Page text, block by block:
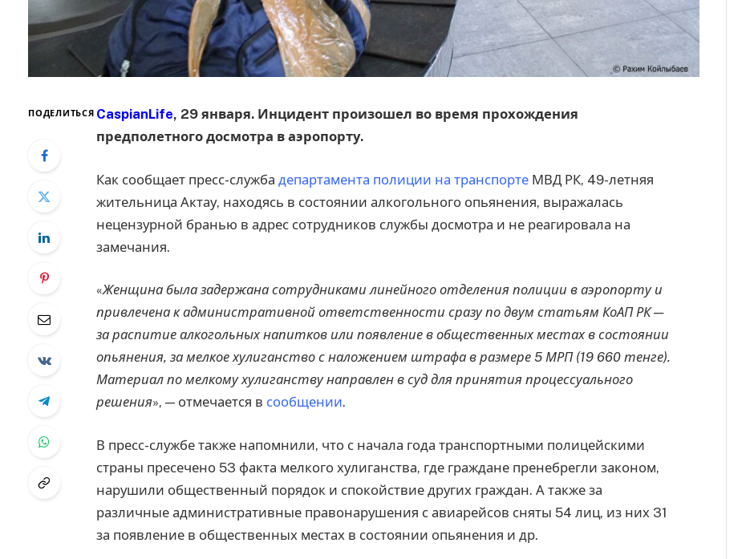
ПОДЕЛИТЬСЯ CaspianLife, 29 января. Инцидент произошел во время прохождения
предполетного досмотра в аэропорту.
Как сообщает пресс-служба департамента полиции на транспортеМВД РК, 49-летняя
жительница Актау, находясь в состоянии алкогольного опьянения, выражалась
нецензурной бранью в адрес сотрудников службы досмотра и не реагировала на
замечания.
«Женщина была задержана сотрудниками линейного отделения полиции в аэропорту и
привлечена к административной ответственности сразу по двум статьям КоАП РК —
за распитие алкогольных напитков или появление в общественных местах в состоянии
опьянения, за мелкое хулиганство с наложением штрафа в размере 5 МРП (19 660 тенге).
Материал по мелкому хулиганству направлен в суд для принятия процессуального
решения», — отмечается в сообщении.
В пресс-службе также напомнили, что с начала года транспортными полицейскими
страны пресечено 53 факта мелкого хулиганства, где граждане пренебрегли законом,
нарушили общественный порядок и спокойствие других граждан. А также за
различные административные правонарушения с авиарейсов сняты 54 лиц, из них 31
за появление в общественных местах в состоянии опьянения и др.